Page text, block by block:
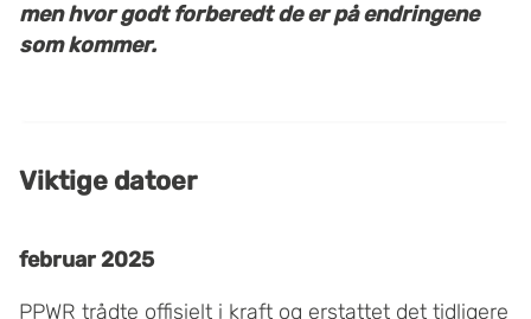
men hvor godt forberedt de er på endringene
som kommer.
Viktige datoer
februar 2025
PPWR trådte offisielt i kraft og erstattet det tidligere